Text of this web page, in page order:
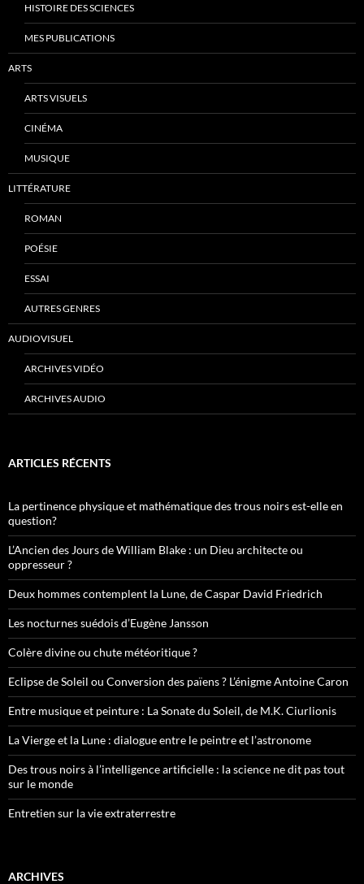
HISTOIRE DES SCIENCES
MES PUBLICATIONS
ARTS
ARTS VISUELS
CINÉMA
MUSIQUE
LITTÉRATURE
ROMAN
POÉSIE
ESSAI
AUTRES GENRES
AUDIOVISUEL
ARCHIVES VIDÉO
ARCHIVES AUDIO
ARTICLES RÉCENTS
La pertinence physique et mathématique des trous noirs est-elle en
question?
L’Ancien des Jours de William Blake : un Dieu architecte ou
oppresseur ?
Deux hommes contemplent la Lune, de Caspar David Friedrich
Les nocturnes suédois d’Eugène Jansson
Colère divine ou chute météoritique ?
Eclipse de Soleil ou Conversion des païens ? L’énigme Antoine Caron
Entre musique et peinture : La Sonate du Soleil, de M.K. Ciurlionis
La Vierge et la Lune : dialogue entre le peintre et l’astronome
Des trous noirs à l’intelligence artificielle : la science ne dit pas tout
sur le monde
Entretien sur la vie extraterrestre
ARCHIVES